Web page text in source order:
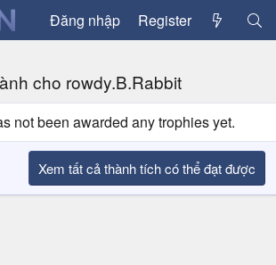
Đăng nhập Register
cho rowdy.B.Rabbit
not been awarded any trophies yet.
Xem tất cả thành tích có thể đạt được